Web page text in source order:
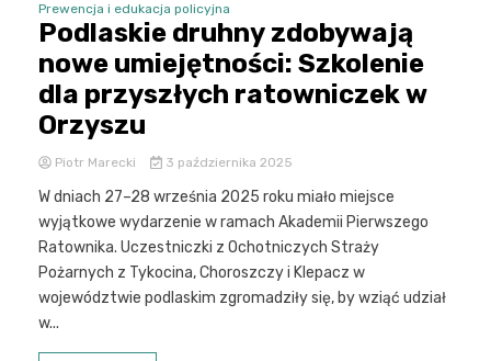
Prewencja i edukacja policyjna
Podlaskie druhny zdobywają
nowe umiejętności: Szkolenie
dla przyszłych ratowniczek w
Orzyszu
Piotr Marecki 3 października 2025
W dniach 27–28 września 2025 roku miało miejsce
wyjątkowe wydarzenie w ramach Akademii Pierwszego
Ratownika. Uczestniczki z Ochotniczych Straży
Pożarnych z Tykocina, Choroszczy i Klepacz w
województwie podlaskim zgromadziły się, by wziąć udział
w...